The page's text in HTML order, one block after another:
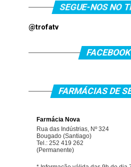
SEGUE-NOS NO
@trofatv
FARMÁCIAS DE